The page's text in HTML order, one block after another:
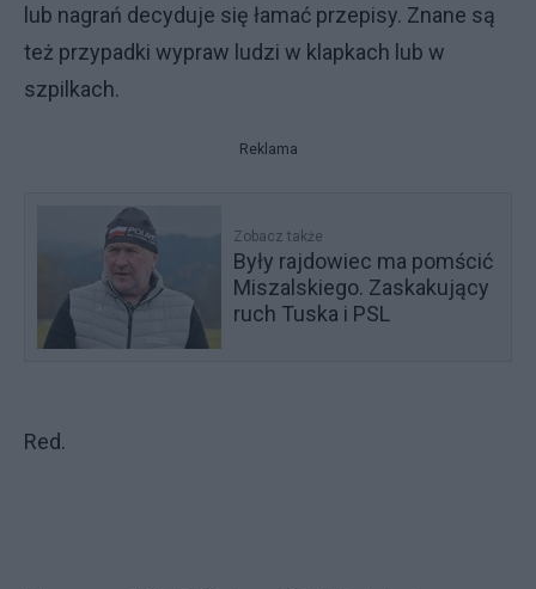
lub nagrań decyduje się łamać przepisy. Znane są
też przypadki wypraw ludzi w klapkach lub w
szpilkach.
Reklama
Zobacz także
Były rajdowiec ma pomścić
Miszalskiego. Zaskakujący
ruch Tuska i PSL
Red.